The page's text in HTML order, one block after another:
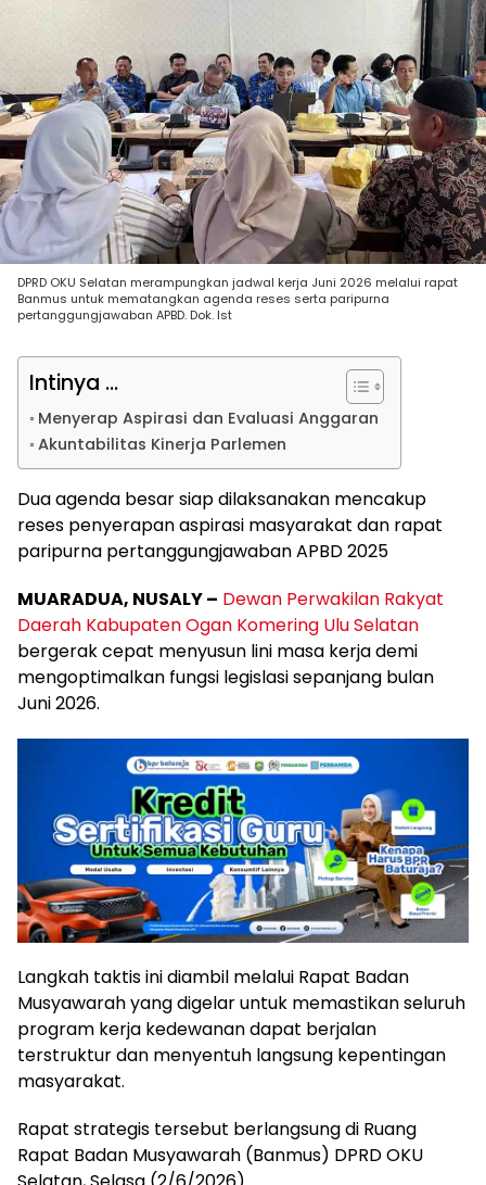
DPRD OKU Selatan merampungkan jadwal kerja Juni 2026 melalui rapat
Banmus untuk mematangkan agenda reses serta paripurna
pertanggungjawaban APBD. Dok. Ist
Intinya ...
Menyerap Aspirasi dan Evaluasi Anggaran
Akuntabilitas Kinerja Parlemen
Dua agenda besar siap dilaksanakan mencakup
reses penyerapan aspirasi masyarakat dan rapat
paripurna pertanggungjawaban APBD 2025
MUARADUA, NUSALY – Dewan Perwakilan Rakyat
Daerah Kabupaten Ogan Komering Ulu Selatan
bergerak cepat menyusun lini masa kerja demi
mengoptimalkan fungsi legislasi sepanjang bulan
Juni 2026.
Langkah taktis ini diambil melalui Rapat Badan
Musyawarah yang digelar untuk memastikan seluruh
program kerja kedewanan dapat berjalan
terstruktur dan menyentuh langsung kepentingan
masyarakat.
Rapat strategis tersebut berlangsung di Ruang
Rapat Badan Musyawarah (Banmus) DPRD OKU